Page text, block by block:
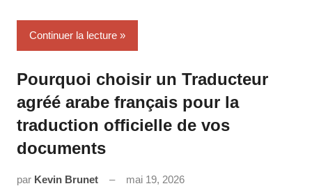
Continuer la lecture
Pourquoi choisir un Traducteur
agréé arabe français pour la
traduction officielle de vos
documents
par Kevin Brunet mai 19, 2026